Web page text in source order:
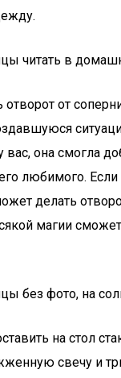
читать в
от
вас, она смогла
любимого.
делать
магии
без фото, на
на стол
свечу и